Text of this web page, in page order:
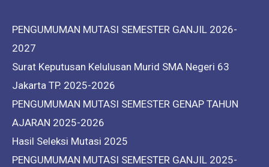
PENGUMUMAN MUTASI SEMESTER GANJIL 2026-
2027
Surat Keputusan Kelulusan Murid SMA Negeri 63
Jakarta TP. 2025-2026
PENGUMUMAN MUTASI SEMESTER GENAP TAHUN
AJARAN 2025-2026
Hasil Seleksi Mutasi 2025
PENGUMUMAN MUTASI SEMESTER GANJIL 2025-